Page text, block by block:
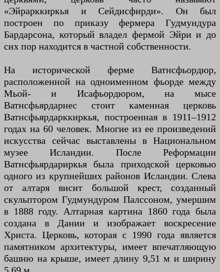
«Эйрарккиркья и Сейдисфирди». Он был
построен по приказу фермера Гудмундура
Бардарсона, который владел фермой Эйри и до
сих пор находится в частной собственности.
На исторической ферме Ватнсфьордюр,
расположенной на одноименном фьорде между
Мьой- и Исафьордюром, на мысе
Ватнсфьярдарнес стоит каменная церковь
Ватнсфьярдарккиркья, построенная в 1911–1912
годах на 60 человек. Многие из ее произведений
искусства сейчас выставлены в Национальном
музее Исландии. После Реформации
Ватнсфьярдариркья была приходской церковью
одного из крупнейших районов Исландии. Слева
от алтаря висит большой крест, созданный
скульптором Гудмундуром Палссоном, умершим
в 1888 году. Алтарная картина 1860 года была
создана в Дании и изображает воскресение
Христа. Церковь, которая с 1990 года является
памятником архитектуры, имеет впечатляющую
башню на крыше, имеет длину 9,51 м и ширину